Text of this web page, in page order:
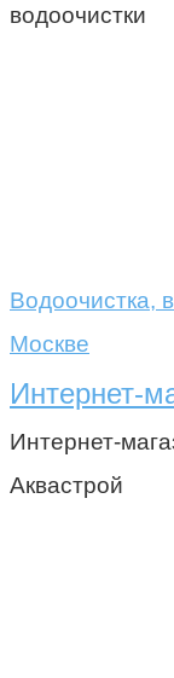
водоочистки
Водоочистка,
Москве
Интернет-
Интернет-
Аквастрой